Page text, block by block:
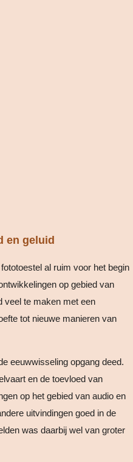
en geluid
al ruim voor het begin
op gebied van
veel te maken met een
tot nieuwe manieren van
eeuwwisseling opgang deed.
en de toevloed van
op het gebied van audio en
uitvindingen goed in de
was daarbij wel van groter